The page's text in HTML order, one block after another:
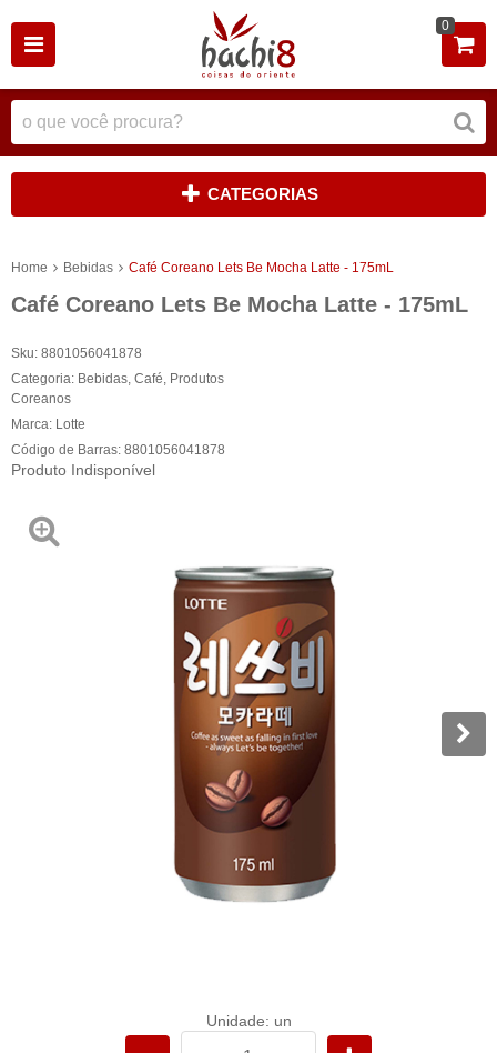
0
CATEGORIAS
Home Bebidas Café Coreano Lets Be Mocha Latte - 175mL
Café Coreano Lets Be Mocha Latte - 175mL
Sku: 8801056041878
Categoria: Bebidas Café Produtos
Coreanos
Marca: Lotte
Código de Barras: 8801056041878
Produto Indisponível
Unidade: un